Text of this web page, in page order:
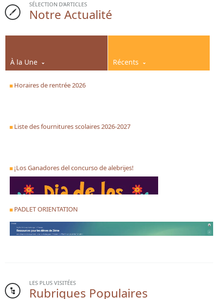
SÉLECTION D'ARTICLES
Notre Actualité
À la Une Récents
Horaires de rentrée 2026
Liste des fournitures scolaires 2026-2027
¡Los Ganadores del concurso de alebrijes!
PADLET ORIENTATION
LES PLUS VISITÉES
Rubriques Populaires